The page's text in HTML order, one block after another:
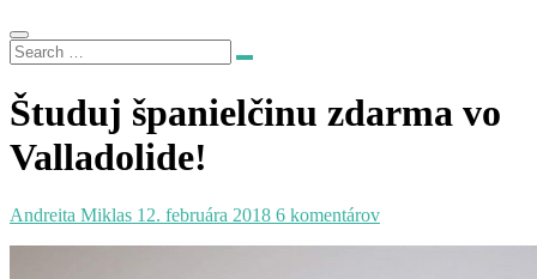
Študuj španielčinu zdarma vo
Valladolide!
Andreita Miklas 12. februára 2018 6 komentárov